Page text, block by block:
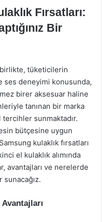
Fırsatları:
Bir
tüketicilerin
ses deneyimi konusunda,
birer aksesuar haline
tanınan bir marka
tercihler sunmaktadır.
bütçesine uygun
kulaklık fırsatları
el kulaklık alımında
avantajları ve nerelerde